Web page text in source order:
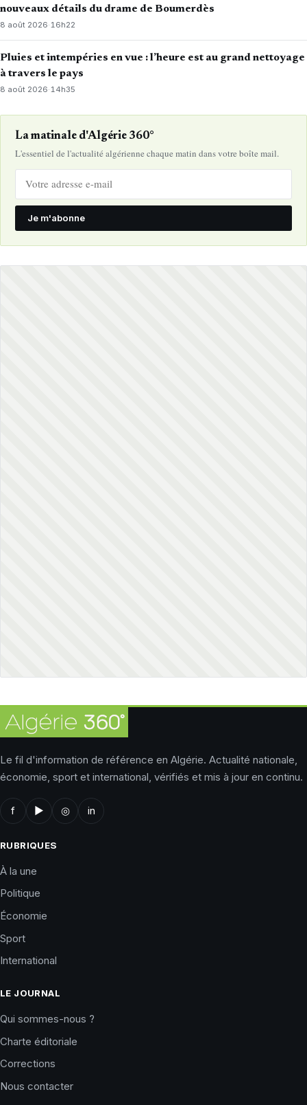
nouveaux détails du drame de Boumerdès
8 août 2026·16h22
Pluies et intempéries en vue : l’heure est au grand nettoyage
à travers le pays
8 août 2026·14h35
La matinale d'Algérie 360°
L'essentiel de l'actualité algérienne chaque matin dans votre boîte mail.
Je m'abonne
Le fil d'information de référence en Algérie. Actualité nationale,
économie, sport et international, vérifiés et mis à jour en continu.
f ▶ ◎ in
RUBRIQUES
À la une
Politique
Économie
Sport
International
LE JOURNAL
Qui sommes-nous ?
Charte éditoriale
Corrections
Nous contacter